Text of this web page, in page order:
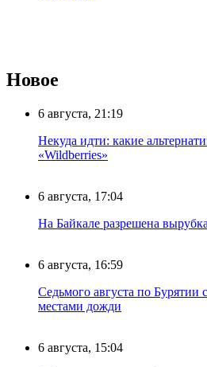
Новое
6 августа, 21:19
Некуда идти: какие
«Wildberries»
6 августа, 17:04
На Байкале разрешена
6 августа, 16:59
Седьмого августа по Бурятии
местами дожди
6 августа, 15:04